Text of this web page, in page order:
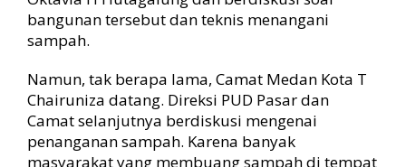
bangunan tersebut dan teknis menangani
sampah.
Namun, tak berapa lama, Camat Medan Kota T
Chairuniza datang. Direksi PUD Pasar dan
Camat selanjutnya berdiskusi mengenai
penanganan sampah. Karena banyak
masyarakat yang membuang sampah di tempat